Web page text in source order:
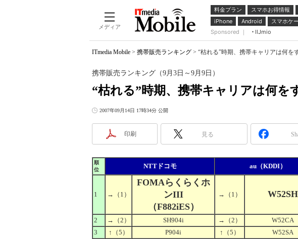
メディア
料金プラン スマホお得情報
iPhone
Android スマホケ
Sponsored ｜
IIJmio
ITmedia Mobile > 携帯販売ランキング > “枯れる”時期、携帯キャリアは何を
“枯れる”時期、携帯キャリアは何を
携帯販売ランキング（9月3日～9月9日）
2007年09月14日 17時34分 公開
印刷 見る
順
位
NTTドコモ au（KDDI）
1 → （1）
FOMAらくらくホ
ンIII
（F882iES）
→ （1） W52SH
2 → （2） SH904i → （2） W52CA
3
↑ （5） P904i ↑ （5） W52SA